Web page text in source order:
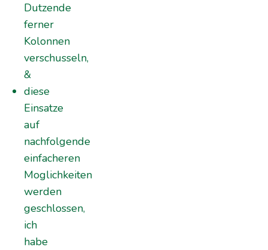
Dutzende
ferner
Kolonnen
verschusseln,
&
diese
Einsatze
auf
nachfolgende
einfacheren
Moglichkeiten
werden
geschlossen,
ich
habe